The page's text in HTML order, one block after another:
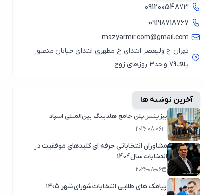
09120054873
09198718767
mazyarmir.com@gmail.com
تهران خ ولیعصر ابتدای خ مطهری ابتدای خیابان منصور
آخرین نوشته ها
بیزینس‌پلن جامع هلدینگ بین‌المللی اسپاد
2026-08-06
مشاوران انتخاباتی حرفه ای کلیدهای موفقیت در
انتخابات سال1404
2026-08-06
پیامک های طلایی انتخابات شورای شهر ۱۴۰۵